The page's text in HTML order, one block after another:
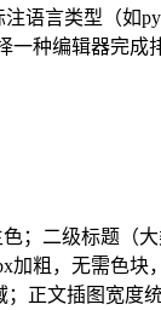
语言类型（如
一种编辑器完成
；二级标题（
加粗，无需色块
正文插图宽度